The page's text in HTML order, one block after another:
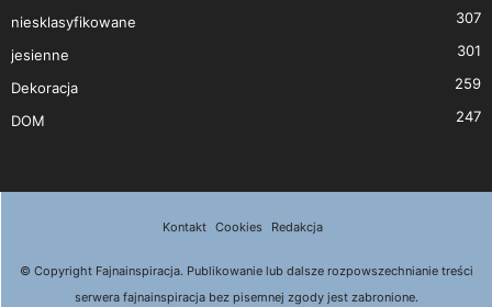
niesklasyfikowane 307
jesienne 301
Dekoracja 259
DOM 247
Kontakt Cookies Redakcja
© Copyright Fajnainspiracja. Publikowanie lub dalsze rozpowszechnianie treści
serwera fajnainspiracja bez pisemnej zgody jest zabronione.